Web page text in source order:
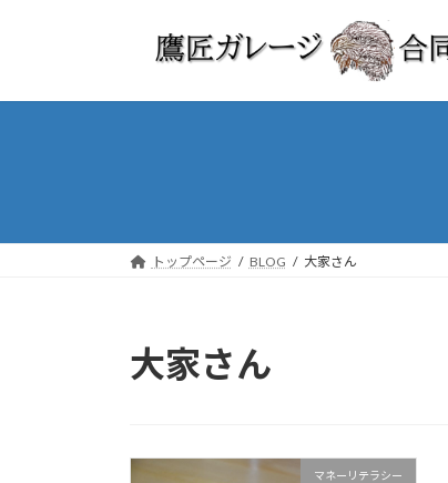
トップページ BLOG 大家さん
大家さん
マネーリテラシー